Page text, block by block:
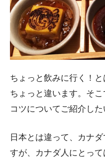
ちょっと飲みに行く！
ちょっと違います。そ
コツについてご紹介した
日本とは違って、カナ
すが、カナダ人にとっ